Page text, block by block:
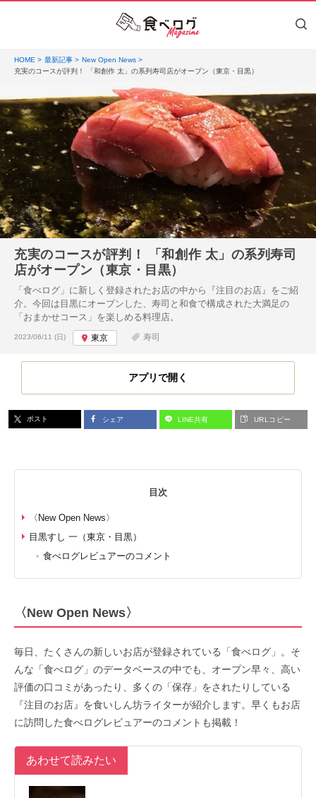
HOME 最新記事
New Open News
充実のコースが評判！ 「和創作 太」の系列寿司店がオープン（東京・目黒）
充実のコースが評判！ 「和創作 太」の系列寿司
店がオープン（東京・目黒）
「食べログ」に新しく登録されたお店の中から『注目のお店』をご紹
介。今回は目黒にオープンした、寿司と和食で構成された大満足の
「おまかせコース」を楽しめる料理店。
投稿日:
2023/06/11 (日) 東京 寿司
アプリで開く
ポスト シェア LINE共有 URLコピー
目次
〈New Open News〉
目黒すし 一（東京・目黒）
食べログレビュアーのコメント
〈New Open News〉
毎日、たくさんの新しいお店が登録されている「食べログ」。そ
んな「食べログ」のデータベースの中でも、オープン早々、高い
評価の口コミがあったり、多くの「保存」をされたりしている
『注目のお店』を食いしん坊ライターが紹介します。早くもお店
に訪問した食べログレビュアーのコメントも掲載！
あわせて読みたい